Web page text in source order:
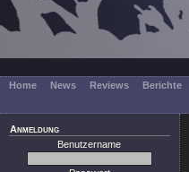
Home News Reviews Berichte
Anmeldung
Benutzername